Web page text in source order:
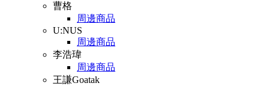
曹格
周邊商品
U:NUS
周邊商品
李浩瑋
周邊商品
王謙Goatak